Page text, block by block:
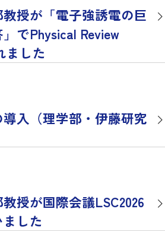
授が「電子強誘電の巨
でPhysical Review
ました
入（理学部・伊藤研究
授が国際会議LSC2026
した